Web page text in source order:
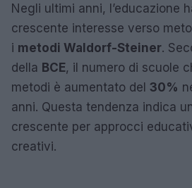
Negli ultimi anni, l’educazione
crescente interesse verso
i metodi Waldorf-Steiner.
della BCE, il numero di scuole
metodi è aumentato del 30%
anni. Questa tendenza indica
crescente per approcci
creativi.